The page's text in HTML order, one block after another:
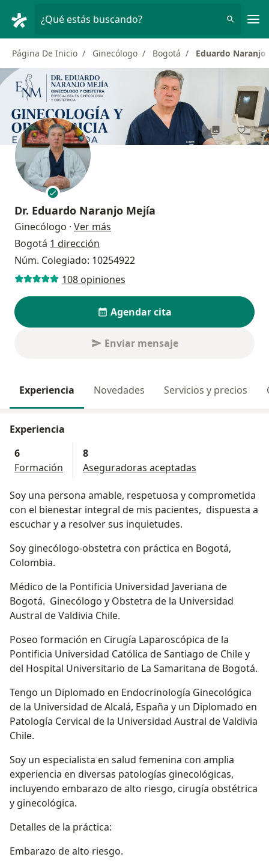
¿Qué estás buscando?
Página De Inicio Ginecólogo Bogotá Eduardo Naranjo
Dr. Eduardo Naranjo Mejía
Ginecólogo · Ver más
Bogotá 1 dirección
Núm. Colegiado: 10254922
108 opiniones
Agendar cita
Enviar mensaje
Experiencia Novedades Servicios y precios
Experiencia
6
Formación
8
Aseguradoras aceptadas
Soy una persona amable, respetuosa y comprometida
con el bienestar integral de mis pacientes, dispuesta a
escuchar y a resolver sus inquietudes.
Soy ginecólogo-obstetra con práctica en Bogotá,
Colombia.
Médico de la Pontificia Universidad Javeriana de
Bogotá. Ginecólogo y Obstetra de la Universidad
Austral de Valdivia Chile.
Poseo formación en Cirugía Laparoscópica de la
Pontificia Universidad Católica de Santiago de Chile y
del Hospital Universitario de La Samaritana de Bogotá.
Tengo un Diplomado en Endocrinología Ginecológica
de la Universidad de Alcalá, España y un Diplomado en
Patología Cervical de la Universidad Austral de Valdivia
Chile.
Soy un especialista en salud femenina con amplia
experiencia en diversas patologías ginecológicas,
incluyendo embarazo de alto riesgo, cirugía obstétrica
y ginecológica.
Detalles de la práctica:
Embarazo de alto riesgo.